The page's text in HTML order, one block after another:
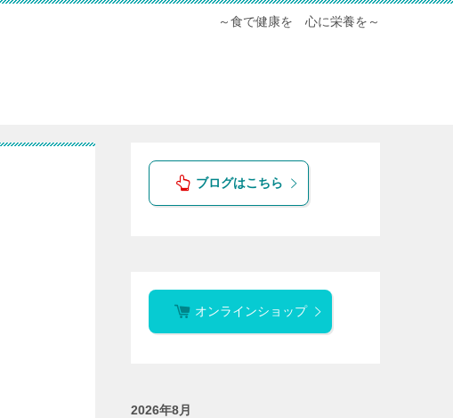
～食で健康を 心に栄養を～
ブログはこちら
オンラインショップ
2026年8月